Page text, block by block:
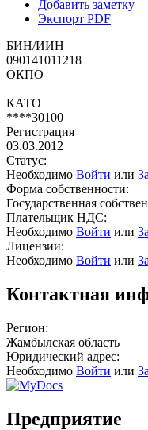
Добавить заметку
Экспорт PDF
БИН/ИИН
090141011218
ОКПО
КАТО
****30100
Регистрация
03.03.2012
Статус:
Необходимо Войти или
Форма собственности:
Государственная
Плательщик НДС:
Необходимо Войти или
Лицензии:
Необходимо Войти или
Контактная
Регион:
Жамбылская область
Юридический адрес:
Необходимо Войти или
Предприятие